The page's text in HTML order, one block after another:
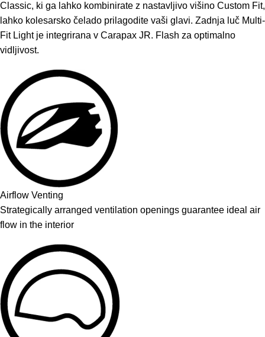
Classic, ki ga lahko kombinirate z nastavljivo višino Custom Fit,
lahko kolesarsko čelado prilagodite vaši glavi. Zadnja luč Multi-
Fit Light je integrirana v Carapax JR. Flash za optimalno
vidljivost.
Airflow Venting
Strategically arranged ventilation openings guarantee ideal air
flow in the interior